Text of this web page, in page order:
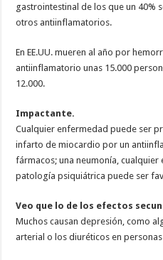
gastrointestinal de los que un 40%
otros antiinflamatorios.
En EE.UU. mueren al año por
antiinflamatorio unas 15.000
12.000.
Impactante.
Cualquier enfermedad puede ser
infarto de miocardio por un
fármacos; una neumonía,
patología psiquiátrica puede ser
Veo que lo de los efectos
Muchos causan depresión, como
arterial o los diuréticos en